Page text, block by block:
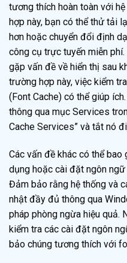
tương thích hoàn toàn với
hợp này, bạn có thể thử tải
hơn hoặc chuyển đổi định
công cụ trực tuyến miễn
gặp vấn đề về hiển thị sau
trường hợp này, việc kiểm
(Font Cache) có thể giúp
thông qua mục Services
Cache Services” và tắt nó
Các vấn đề khác có thể
dụng hoặc cài đặt ngôn
Đảm bảo rằng hệ thống và
nhật đầy đủ thông qua
pháp phòng ngừa hiệu quả.
kiểm tra các cài đặt ngôn
bảo chúng tương thích với